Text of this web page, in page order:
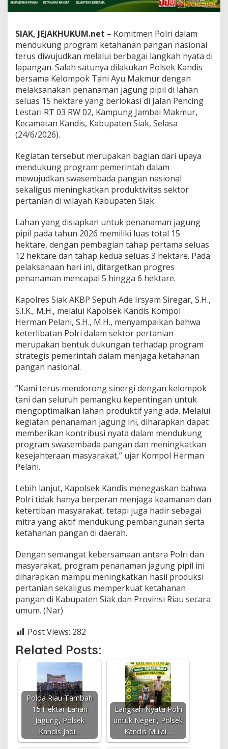
e
t
n
i
A
y
u
M
a
m
u
r
a
m
J
a
g
u
g
1
5
H
e
k
t
r
e
SIAK, JEJAKHUKUM.net – Komitmen Polri dalam
mendukung program ketahanan pangan nasional
terus diwujudkan melalui berbagai langkah nyata di
lapangan. Salah satunya dilakukan Polsek Kandis
bersama Kelompok Tani Ayu Makmur dengan
melaksanakan penanaman jagung pipil di lahan
seluas 15 hektare yang berlokasi di Jalan Pencing
Lestari RT 03 RW 02, Kampung Jambai Makmur,
Kecamatan Kandis, Kabupaten Siak, Selasa
(24/6/2026).
Kegiatan tersebut merupakan bagian dari upaya
mendukung program pemerintah dalam
mewujudkan swasembada pangan nasional
sekaligus meningkatkan produktivitas sektor
pertanian di wilayah Kabupaten Siak.
Lahan yang disiapkan untuk penanaman jagung
pipil pada tahun 2026 memiliki luas total 15
hektare, dengan pembagian tahap pertama seluas
12 hektare dan tahap kedua seluas 3 hektare. Pada
pelaksanaan hari ini, ditargetkan progres
penanaman mencapai 5 hingga 6 hektare.
Kapolres Siak AKBP Sepuh Ade Irsyam Siregar, S.H.,
S.I.K., M.H., melalui Kapolsek Kandis Kompol
Herman Pelani, S.H., M.H., menyampaikan bahwa
keterlibatan Polri dalam sektor pertanian
merupakan bentuk dukungan terhadap program
strategis pemerintah dalam menjaga ketahanan
pangan nasional.
“Kami terus mendorong sinergi dengan kelompok
tani dan seluruh pemangku kepentingan untuk
mengoptimalkan lahan produktif yang ada. Melalui
kegiatan penanaman jagung ini, diharapkan dapat
memberikan kontribusi nyata dalam mendukung
program swasembada pangan dan meningkatkan
kesejahteraan masyarakat,” ujar Kompol Herman
Pelani.
Lebih lanjut, Kapolsek Kandis menegaskan bahwa
Polri tidak hanya berperan menjaga keamanan dan
ketertiban masyarakat, tetapi juga hadir sebagai
mitra yang aktif mendukung pembangunan serta
ketahanan pangan di daerah.
Dengan semangat kebersamaan antara Polri dan
masyarakat, program penanaman jagung pipil ini
diharapkan mampu meningkatkan hasil produksi
pertanian sekaligus memperkuat ketahanan
pangan di Kabupaten Siak dan Provinsi Riau secara
umum. (Nar)
Post Views: 282
Related Posts:
Polda Riau Tambah
15 Hektar Lahan
Jagung, Polsek
Kandis Jadi…
Langkah Nyata Polri
untuk Negeri, Polsek
Kandis Mulai…